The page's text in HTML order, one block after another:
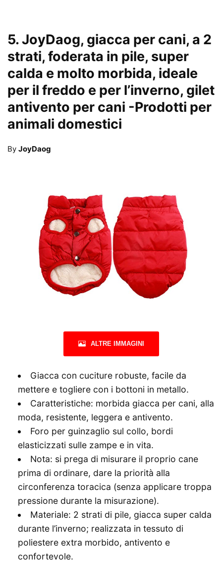
5.JoyDaog, giacca per cani, a 2
strati, foderata in pile, super
calda e molto morbida, ideale
per il freddo e per l’inverno, gilet
antivento per cani -Prodotti per
animali domestici
By JoyDaog
ALTRE IMMAGINI
Giacca con cuciture robuste, facile da
mettere e togliere con i bottoni in metallo.
Caratteristiche: morbida giacca per cani, alla
moda, resistente, leggera e antivento.
Foro per guinzaglio sul collo, bordi
elasticizzati sulle zampe e in vita.
Nota: si prega di misurare il proprio cane
prima di ordinare, dare la priorità alla
circonferenza toracica (senza applicare troppa
pressione durante la misurazione).
Materiale: 2 strati di pile, giacca super calda
durante l’inverno; realizzata in tessuto di
poliestere extra morbido, antivento e
confortevole.